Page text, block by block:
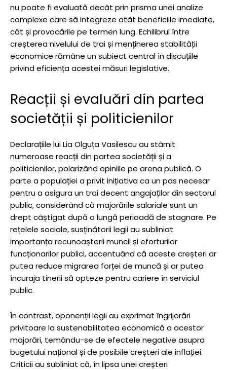
nu poate fi evaluată decât prin prisma unei analize
complexe care să integreze atât beneficiile imediate,
cât și provocările pe termen lung. Echilibrul între
creșterea nivelului de trai și menținerea stabilității
economice rămâne un subiect central în discuțiile
privind eficiența acestei măsuri legislative.
Reacții și evaluări din partea
societății și politicienilor
Declarațiile lui Lia Olguța Vasilescu au stârnit
numeroase reacții din partea societății și a
politicienilor, polarizând opiniile pe arena publică. O
parte a populației a privit inițiativa ca un pas necesar
pentru a asigura un trai decent angajaților din sectorul
public, considerând că majorările salariale sunt un
drept câștigat după o lungă perioadă de stagnare. Pe
rețelele sociale, susținătorii legii au subliniat
importanța recunoașterii muncii și eforturilor
funcționarilor publici, accentuând că aceste creșteri ar
putea reduce migrarea forței de muncă și ar putea
încuraja tinerii să opteze pentru cariere în serviciul
public.
În contrast, oponenții legii au exprimat îngrijorări
privitoare la sustenabilitatea economică a acestor
majorări, temându-se de efectele negative asupra
bugetului național și de posibile creșteri ale inflației.
Criticii au subliniat că, în lipsa unei creșteri